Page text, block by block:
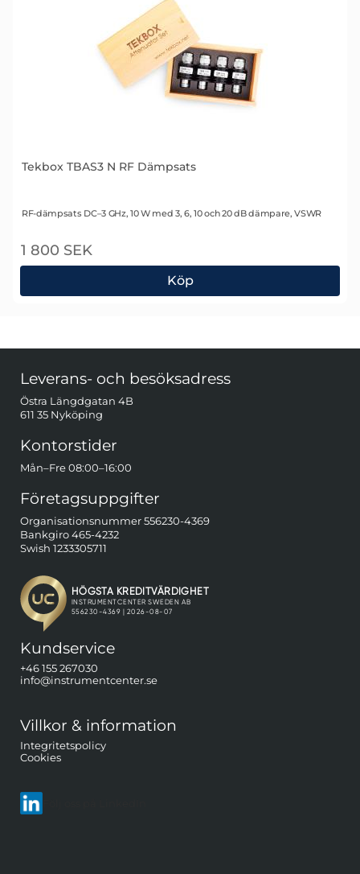
Tekbox TBAS3 N RF Dämpsats
Art. nr 2114
RF-dämpsats DC–3 GHz, 10 W med 3, 6, 10 och 20 dB dämpare, VSWR
1 800 SEK
Köp
Tekbox TBAS3 N RF Dämpsats
Leverans- och besöksadress
Östra Längdgatan 4B
611 35 Nyköping
Kontorstider
Mån–Fre 08:00–16:00
Företagsuppgifter
Organisationsnummer 556230-4369
Bankgiro 465-4232
Swish 1233305711
Kundservice
+46 155 267030
info@instrumentcenter.se
Villkor & information
Integritetspolicy
Cookies